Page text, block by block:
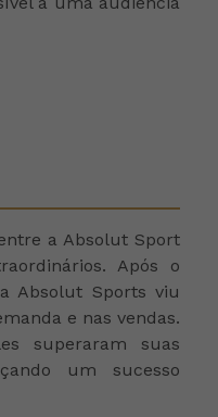
a Absolut Sport
Após o
Absolut Sports viu
e nas vendas.
superaram suas
um sucesso